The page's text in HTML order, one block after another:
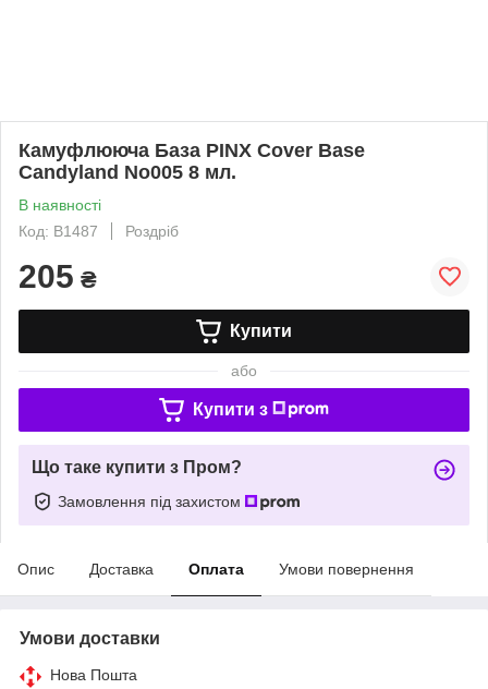
Камуфлююча База PINX Cover Base
Candyland No005 8 мл.
В наявності
Код: B1487
Роздріб
205 ₴
Купити
або
Купити з
Що таке купити з Пром?
Замовлення під захистом
Опис Доставка Оплата Умови повернення
Умови доставки
Нова Пошта